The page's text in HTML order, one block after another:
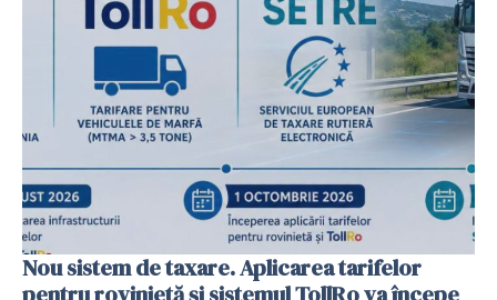
Nou sistem de taxare. Aplicarea tarifelor